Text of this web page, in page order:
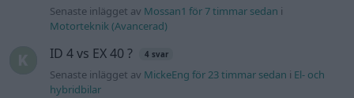
Senaste inlägget av Mossan1 för 7 timmar sedan i
Motorteknik (Avancerad)
ID 4 vs EX 40 ? 4 svar
Senaste inlägget av MickeEng för 23 timmar sedan i El- och
hybridbilar